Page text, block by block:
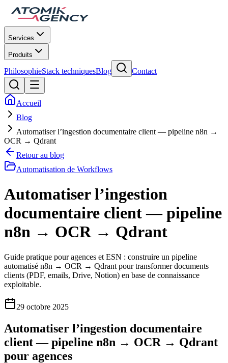
Services
Produits
PhilosophieStack techniquesBlog Contact
Accueil
Blog
Automatiser l’ingestion documentaire client — pipeline n8n →
OCR → Qdrant
Retour au blog
Automatisation de Workflows
Automatiser l’ingestion
documentaire client — pipeline
n8n → OCR → Qdrant
Guide pratique pour agences et ESN : construire un pipeline
automatisé n8n → OCR → Qdrant pour transformer documents
clients (PDF, emails, Drive, Notion) en base de connaissance
exploitable.
29 octobre 2025
Automatiser l’ingestion documentaire
client — pipeline n8n → OCR → Qdrant
pour agences